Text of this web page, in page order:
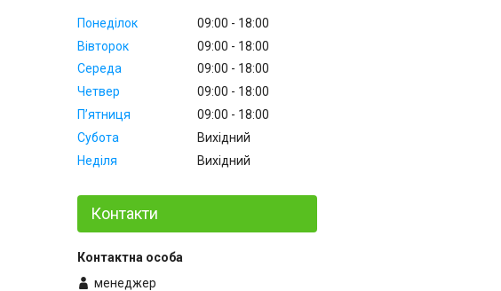
Понеділок 09:00
18:00
Вівторок
09:00
18:00
Середа
09:00
18:00
Четвер
09:00
18:00
Пʼятниця
09:00
18:00
Субота
Вихідний
Неділя
Вихідний
Контакти
менеджер